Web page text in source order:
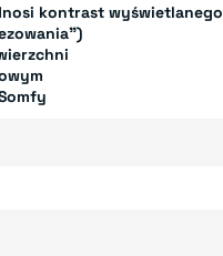
kontrast wyświetlanego